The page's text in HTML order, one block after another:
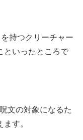
持つクリーチャー
といったところで
文の対象になるた
す。